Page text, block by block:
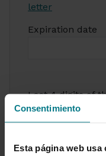
Consentimiento
Esta página web usa
letter
Expiration date
Last 4 digits of
leave the field